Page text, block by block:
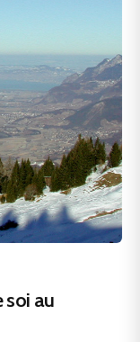
soi au